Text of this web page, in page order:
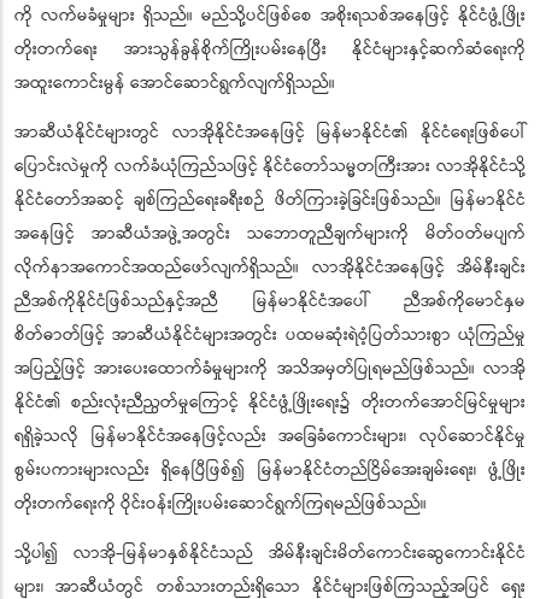
ကို လက်မခံမှုများ ရှိသည်။ မည်သို့ပင်ဖြစ်စေ အစိုးရသစ်အနေဖြင့် နိုင်ငံဖွံ့ဖြိုး
တိုးတက်ရေး အားသွန်ခွန်စိုက်ကြိုးပမ်းနေပြီး နိုင်ငံများနှင့်ဆက်ဆံရေးကို
အထူးကောင်းမွန် အောင်ဆောင်ရွက်လျက်ရှိသည်။
အာဆီယံနိုင်ငံများတွင် လာအိုနိုင်ငံအနေဖြင့် မြန်မာနိုင်ငံ၏ နိုင်ငံရေးဖြစ်ပေါ်
ပြောင်းလဲမှုကို လက်ခံယုံကြည်သဖြင့် နိုင်ငံတော်သမ္မတကြီးအား လာအိုနိုင်ငံသို့
နိုင်ငံတော်အဆင့် ချစ်ကြည်ရေးခရီးစဉ် ဖိတ်ကြားခဲ့ခြင်းဖြစ်သည်။ မြန်မာနိုင်ငံ
အနေဖြင့် အာဆီယံအဖွဲ့အတွင်း သဘောတူညီချက်များကို မိတ်ဝတ်မပျက်
လိုက်နာအကောင်အထည်ဖော်လျက်ရှိသည်။ လာအိုနိုင်ငံအနေဖြင့် အိမ်နီးချင်း
ညီအစ်ကိုနိုင်ငံဖြစ်သည်နှင့်အညီ မြန်မာနိုင်ငံအပေါ် ညီအစ်ကိုမောင်နှမ
စိတ်ဓာတ်ဖြင့် အာဆီယံနိုင်ငံများအတွင်း ပထမဆုံးရဲဝံ့ပြတ်သားစွာ ယုံကြည်မှု
အပြည့်ဖြင့် အားပေးထောက်ခံမှုများကို အသိအမှတ်ပြုရမည်ဖြစ်သည်။ လာအို
နိုင်ငံ၏ စည်းလုံးညီညွတ်မှုကြောင့် နိုင်ငံဖွံ့ဖြိုးရေး၌ တိုးတက်အောင်မြင်မှုများ
ရရှိခဲ့သလို မြန်မာနိုင်ငံအနေဖြင့်လည်း အခြေခံကောင်းများ၊ လုပ်ဆောင်နိုင်မှု
စွမ်းပကားများလည်း ရှိနေပြီဖြစ်၍ မြန်မာနိုင်ငံတည်ငြိမ်အေးချမ်းရေး၊ ဖွံ့ဖြိုး
တိုးတက်ရေးကို ဝိုင်းဝန်းကြိုးပမ်းဆောင်ရွက်ကြရမည်ဖြစ်သည်။
သို့ပါ၍ လာအို-မြန်မာနှစ်နိုင်ငံသည် အိမ်နီးချင်းမိတ်ကောင်းဆွေကောင်းနိုင်ငံ
များ၊ အာဆီယံတွင် တစ်သားတည်းရှိသော နိုင်ငံများဖြစ်ကြသည့်အပြင် ရှေး